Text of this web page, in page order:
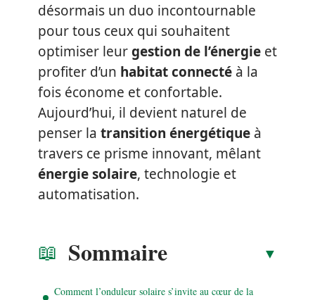
désormais un duo incontournable
pour tous ceux qui souhaitent
optimiser leurgestion de l’énergie et
profiter d’un habitat connecté à la
fois économe et confortable.
Aujourd’hui, il devient naturel de
penser la transition énergétique à
travers ce prisme innovant, mêlant
énergie solaire, technologie et
automatisation.
Sommaire
Comment l’onduleur solaire s’invite au cœur de la